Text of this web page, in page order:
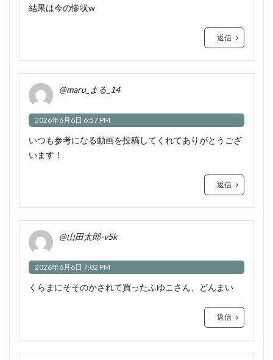
結果は今の惨状w
返信
@maru_まる_14
2026年6月6日 6:57 PM
いつも参考になる動画を投稿してくれてありがとうござ
います！
返信
@山田太郎-v5k
2026年6月6日 7:02 PM
くらまにそそのかされて買ったふゆこさん、どんまい
返信